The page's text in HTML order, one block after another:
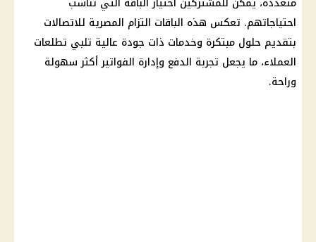
احتياجاتهم. تعكس هذه الباقات التزام المصرية للاتصالات
بتقديم حلول مبتكرة وخدمات ذات جودة عالية تلبي تطلعات
العملاء، ما يجعل تجربة الدفع وإدارة الفواتيرأكثر سهولة
وراحة.